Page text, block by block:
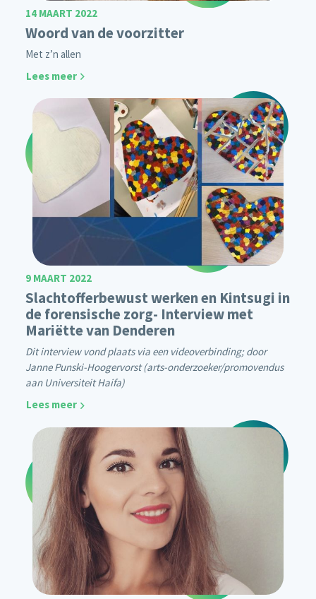
14 MAART 2022
Woord van de voorzitter
Met z’n allen
Lees meer
9 MAART 2022
Slachtofferbewust werken en Kintsugi in
de forensische zorg- Interview met
Mariëtte van Denderen
Dit interview vond plaats via een videoverbinding; door
Janne Punski-Hoogervorst (arts-onderzoeker/promovendus
aan Universiteit Haifa)
Lees meer